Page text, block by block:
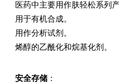
医药中主要用作肤轻松系列
用于有机合成。
用作分析试剂。
烯醇的乙酰化和烷基化剂。
安全存储 ：